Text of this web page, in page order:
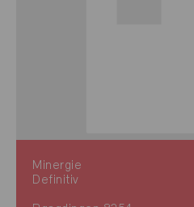
Minergie
Definitiv